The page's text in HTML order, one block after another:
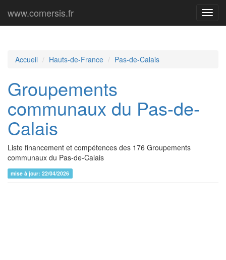
Menu
www.comersis.fr
Accueil Hauts-de-France Pas-de-Calais
Groupements
communaux du Pas-de-
Calais
Liste financement et compétences des 176 Groupements
communaux du Pas-de-Calais
mise à jour: 22/04/2026